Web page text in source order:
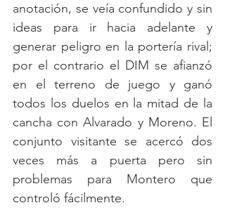
anotación, se veía confundido y sin
ideas para ir hacia adelante y
generar peligro en la portería rival;
por el contrario el DIM se afianzó
en el terreno de juego y ganó
todos los duelos en la mitad de la
cancha con Alvarado y Moreno. El
conjunto visitante se acercó dos
veces más a puerta pero sin
problemas para Montero que
controló fácilmente.